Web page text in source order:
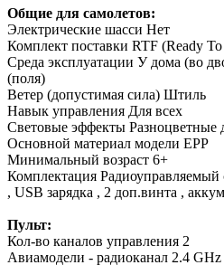
Общие для самолетов:
Электрические шасси Нет
Комплект поставки RTF (Ready
Среда эксплуатации У дома (во
(поля)
Ветер (допустимая сила) Штиль
Навык управления Для всех
Световые эффекты Разноцветные
Основной материал модели EPP
Минимальный возраст 6+
Комплектация Радиоуправляемый
, USB зарядка , 2 доп.винта ,
Пульт:
Кол-во каналов управления 2
Авиамодели - радиоканал 2.4 GHz